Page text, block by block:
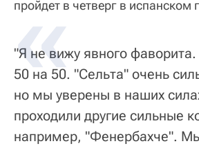
пройдет в четверг в испанском
"Я не вижу явного
50 на 50. "Сельта" очень
но мы уверены в наших
проходили другие сильные
например, "Фенербахче".